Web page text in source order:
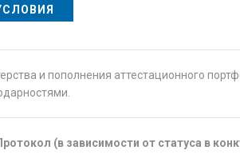
и пополнения аттестационного
(в зависимости от статуса в